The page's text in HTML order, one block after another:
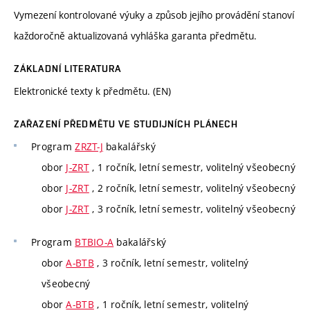
Vymezení kontrolované výuky a způsob jejího provádění stanoví
každoročně aktualizovaná vyhláška garanta předmětu.
ZÁKLADNÍ LITERATURA
Elektronické texty k předmětu. (EN)
ZAŘAZENÍ PŘEDMĚTU VE STUDIJNÍCH PLÁNECH
ProgramZRZT-J bakalářský
obor J-ZRT, 1 ročník, letní semestr, volitelný všeobecný
obor J-ZRT, 2 ročník, letní semestr, volitelný všeobecný
obor J-ZRT, 3 ročník, letní semestr, volitelný všeobecný
Program BTBIO-A bakalářský
oborA-BTB , 3 ročník, letní semestr, volitelný
všeobecný
oborA-BTB , 1 ročník, letní semestr, volitelný